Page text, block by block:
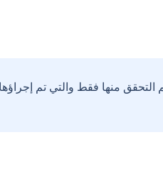
منها فقط والتي تم